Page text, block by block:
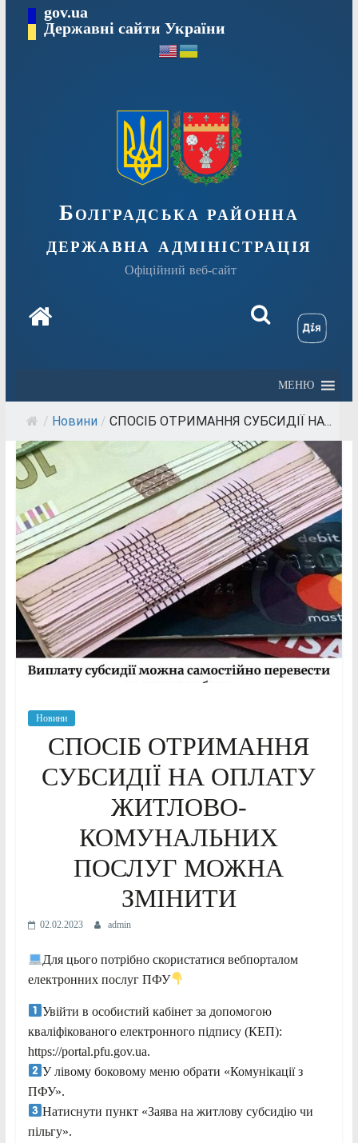
Перейтиgov.ua
Державні сайти України
Болградська районна
державна адміністрація
Офіційний веб-сайт
МЕНЮ
/ Новини / СПОСІБ ОТРИМАННЯ СУБСИДІЇ НА...
Новини
СПОСІБ ОТРИМАННЯ
СУБСИДІЇ НА ОПЛАТУ
ЖИТЛОВО-
КОМУНАЛЬНИХ
ПОСЛУГ МОЖНА
ЗМІНИТИ
02.02.2023 admin
Для цього потрібно скористатися вебпорталом
електронних послуг ПФУ
Увійти в особистий кабінет за допомогою
кваліфікованого електронного підпису (КЕП):
https://portal.pfu.gov.ua.
У лівому боковому меню обрати «Комунікації з
ПФУ».
Натиснути пункт «Заява на житлову субсидію чи
пільгу».